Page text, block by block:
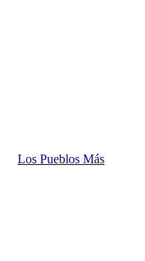
Los Pueblos Más